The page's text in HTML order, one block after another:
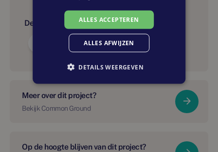
Delen:
Meer over dit project?
Bekijk Common Ground
Op de hoogte blijven van dit project?
ALLES ACCEPTEREN
ALLES AFWIJZEN
DETAILS WEERGEVEN